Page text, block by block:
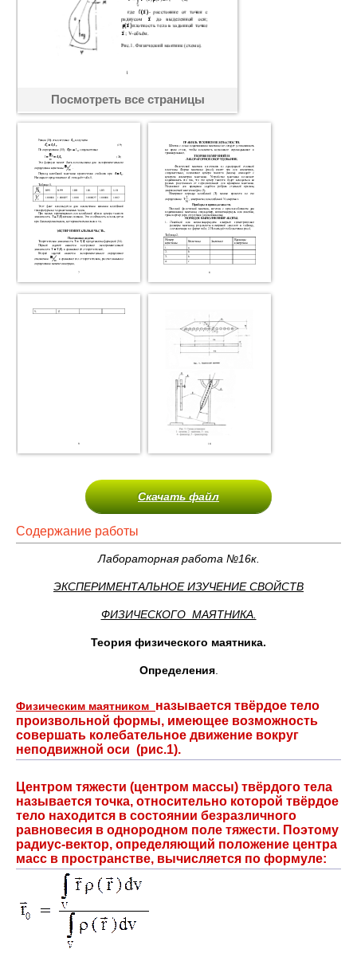
Посмотреть все страницы
Скачать файл
Содержание работы
Лабораторная работа №16к.
ЭКСПЕРИМЕНТАЛЬНОЕ ИЗУЧЕНИЕ СВОЙСТВ
ФИЗИЧЕСКОГО МАЯТНИКА.
Теория физического маятника.
Определения.
Физическим маятником называется твёрдое тело
произвольной формы, имеющее возможность
совершать колебательное движение вокруг
неподвижной оси (рис.1).
Центром тяжести (центром массы) твёрдого тела
называется точка, относительно которой твёрдое
тело находится в состоянии безразличного
равновесия в однородном поле тяжести. Поэтому
радиус-вектор, определяющий положение центра
масс в пространстве, вычисляется по формуле: